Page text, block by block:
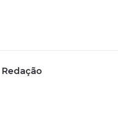
Redação